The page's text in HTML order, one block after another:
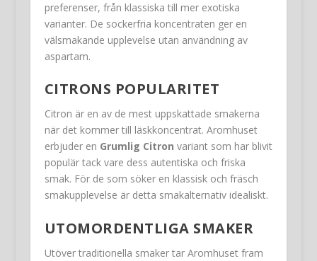
preferenser, från klassiska till mer exotiska
varianter. De sockerfria koncentraten ger en
välsmakande upplevelse utan användning av
aspartam.
CITRONS POPULARITET
Citron är en av de mest uppskattade smakerna
när det kommer till läskkoncentrat. Aromhuset
erbjuder en Grumlig Citron variant som har blivit
populär tack vare dess autentiska och friska
smak. För de som söker en klassisk och fräsch
smakupplevelse är detta smakalternativ idealiskt.
UTOMORDENTLIGA SMAKER
Utöver traditionella smaker tar Aromhuset fram